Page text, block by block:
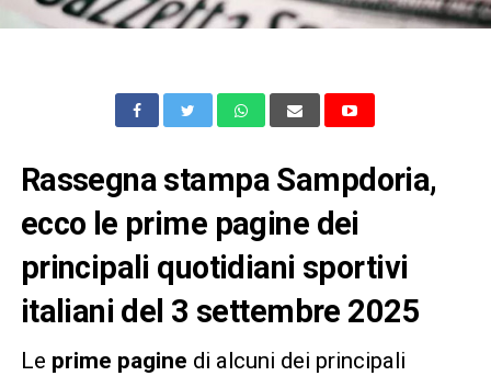
Rassegna stampa Sampdoria,
ecco le prime pagine dei
principali quotidiani sportivi
italiani del 3 settembre 2025
Le prime pagine di alcuni dei principali